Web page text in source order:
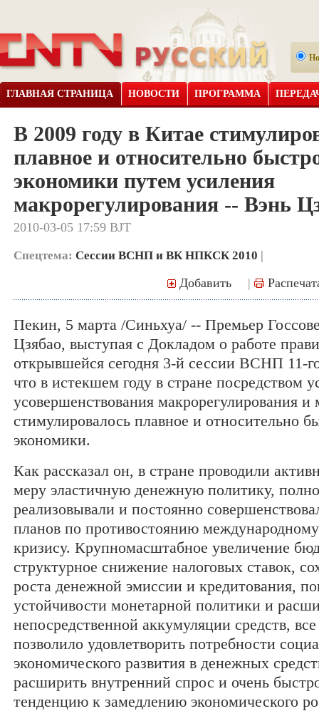
ГЛАВНАЯ СТРАНИЦА НОВОСТИ ПРОГРАММА
В 2009 году в Китае
плавное и относительно
экономики путем усиления
макрорегулирования -- Вэнь
2010-03-05 17:59 BJT
Спецтема: Сессии ВСНП и ВК НПКСК 2010 |
Добавить |
Пекин, 5 марта /Синьхуа/ -- Премьер
Цзябао, выступая с Докладом о работе
открывшейся сегодня 3-й сессии ВСНП 11-
что в истекшем году в стране посредством
усовершенствования макрорегулирования и
стимулировалось плавное и относительно
экономики.
Как рассказал он, в стране проводили
меру эластичную денежную политику,
реализовывали и постоянно
планов по противостоянию
кризису. Крупномасштабное увеличение
структурное снижение налоговых ставок,
роста денежной эмиссии и кредитования,
устойчивости монетарной политики и
непосредственной аккумуляции средств, все
позволило удовлетворить потребности
экономического развития в денежных
расширить внутренний спрос и очень
тенденцию к замедлению экономического